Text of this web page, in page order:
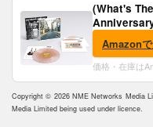
(What's
Vinyl)
Amazon
価格・在庫は
Copyright © 2026 NME Networks Media
Media Limited being used under licence.